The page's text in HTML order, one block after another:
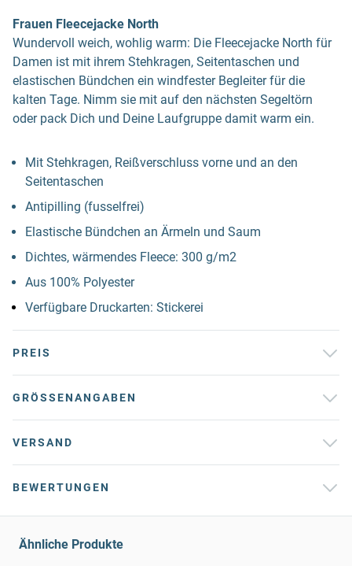
Frauen Fleecejacke North
Wundervoll weich, wohlig warm: Die Fleecejacke North für
Damen ist mit ihrem Stehkragen, Seitentaschen und
elastischen Bündchen ein windfester Begleiter für die
kalten Tage. Nimm sie mit auf den nächsten Segeltörn
oder pack Dich und Deine Laufgruppe damit warm ein.
Mit Stehkragen, Reißverschluss vorne und an den
Seitentaschen
Antipilling (fusselfrei)
Elastische Bündchen an Ärmeln und Saum
Dichtes, wärmendes Fleece: 300 g/m2
Aus 100% Polyester
Verfügbare Druckarten: Stickerei
PREIS
GRÖSSENANGABEN
VERSAND
BEWERTUNGEN
Ähnliche Produkte